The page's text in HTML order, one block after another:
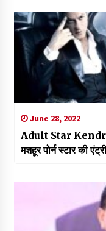
मुख्यमंत्री आवास में
June 28, 2022
Adult Star Kendra
मशहूर पोर्न स्टार की